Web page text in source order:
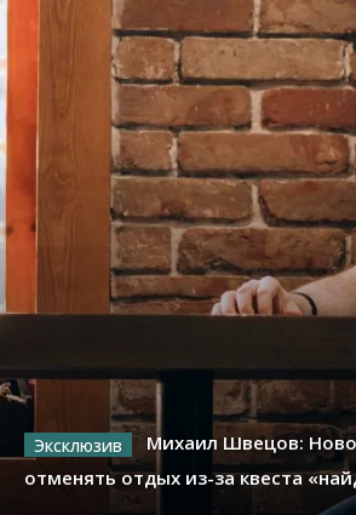
Михаил Швецов:
отменять отдых из-за квеста